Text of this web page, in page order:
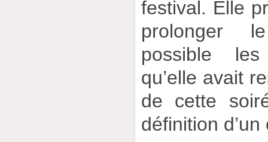
festival. Elle
prolonger
possible
qu’elle avait
de cette
définition